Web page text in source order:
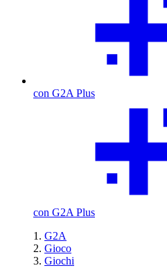
con G2A Plus
con G2A Plus
G2A
Gioco
Giochi